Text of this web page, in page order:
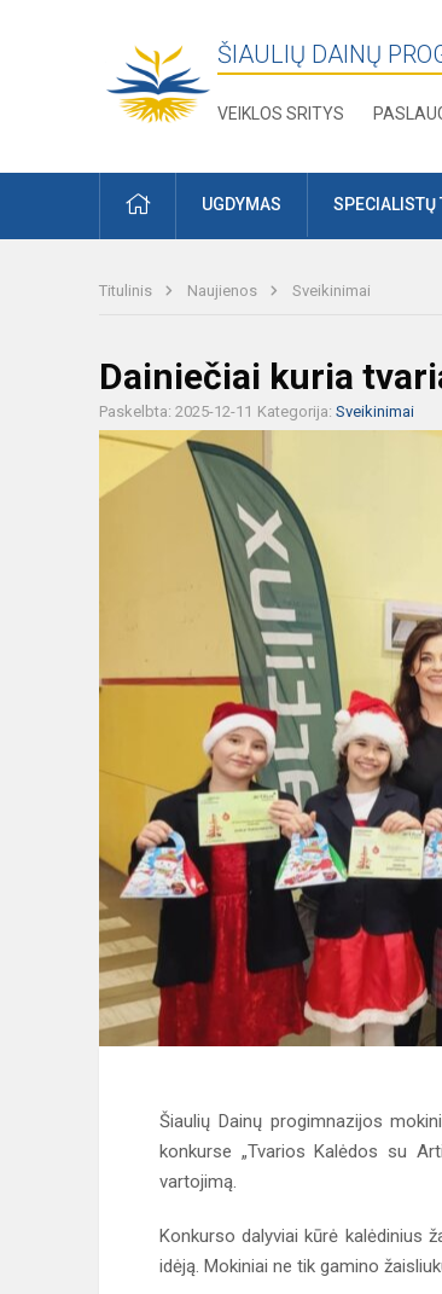
ŠIAULIŲ DAINŲ
VEIKLOS SRITYS
PRADŽIAUGDYMAS SPECIALISTŲ
Titulinis Naujienos Sveikinimai
Dainiečiai kuria
Paskelbta: 2025-12-11 Kategorija: Sveikinimai
Šiaulių Dainų progimnazijos
konkurse „Tvarios Kalėdos su
vartojimą.
Konkurso dalyviai kūrė kalėdinius
idėją. Mokiniai ne tik gamino